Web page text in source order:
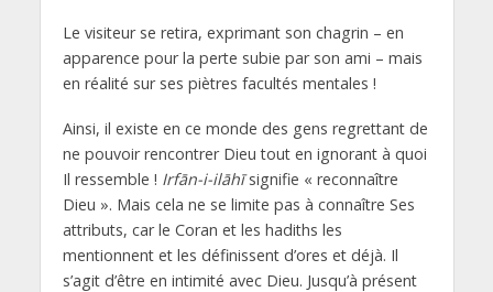
Le visiteur se retira, exprimant son chagrin – en
apparence pour la perte subie par son ami – mais
en réalité sur ses piètres facultés mentales !
Ainsi, il existe en ce monde des gens regrettant de
ne pouvoir rencontrer Dieu tout en ignorant à quoi
Il ressemble ! Irfān-i-ilāhīsignifie « reconnaître
Dieu ». Mais cela ne se limite pas à connaître Ses
attributs, car le Coran et les hadiths les
mentionnent et les définissent d’ores et déjà. Il
s’agit d’être en intimité avec Dieu. Jusqu’à présent